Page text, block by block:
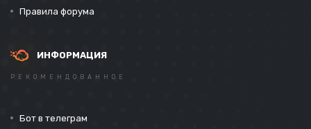
Правила форума
ИНФОРМАЦИЯ
РЕКОМЕНДОВАННОЕ
Бот в телеграм